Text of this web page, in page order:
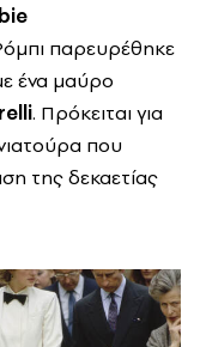
παρευρέθηκε
ένα μαύρο
. Πρόκειται για
που
της δεκαετίας